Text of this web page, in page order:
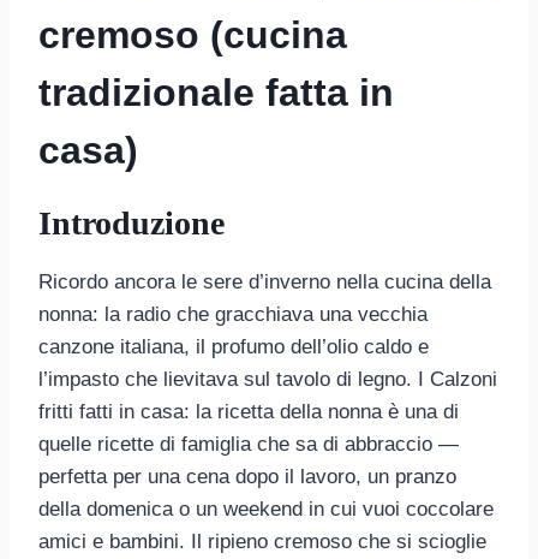
cremoso (cucina
tradizionale fatta in
casa)
Introduzione
Ricordo ancora le sere d’inverno nella cucina della
nonna: la radio che gracchiava una vecchia
canzone italiana, il profumo dell’olio caldo e
l’impasto che lievitava sul tavolo di legno. I Calzoni
fritti fatti in casa: la ricetta della nonna è una di
quelle ricette di famiglia che sa di abbraccio —
perfetta per una cena dopo il lavoro, un pranzo
della domenica o un weekend in cui vuoi coccolare
amici e bambini. Il ripieno cremoso che si scioglie